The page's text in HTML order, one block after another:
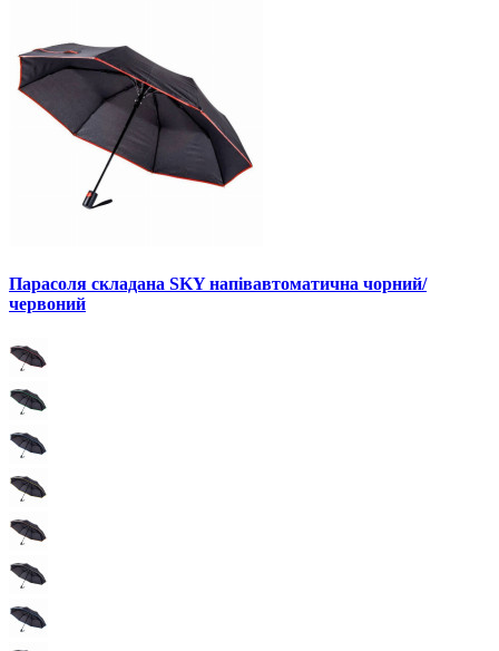
Парасоля складана SKY напівавтоматична чорний/
червоний